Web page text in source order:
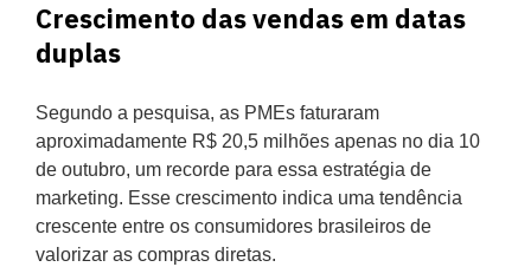
Crescimento das vendas em datas
duplas
Segundo a pesquisa, as PMEs faturaram
aproximadamente R$ 20,5 milhões apenas no dia 10
de outubro, um recorde para essa estratégia de
marketing. Esse crescimento indica uma tendência
crescente entre os consumidores brasileiros de
valorizar as compras diretas.